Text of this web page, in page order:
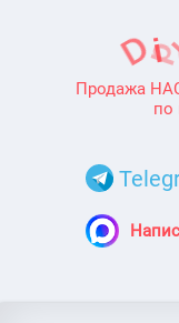
Продажа
по